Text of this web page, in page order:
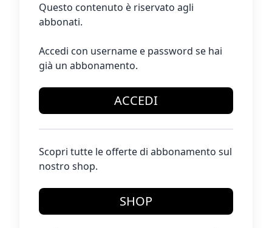
Questo contenuto è riservato agli
abbonati.
Accedi con username e password se hai
già un abbonamento.
ACCEDI
Scopri tutte le offerte di abbonamento sul
nostro shop.
SHOP